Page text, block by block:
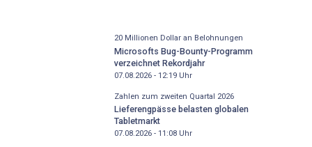
20 Millionen Dollar an Belohnungen
Microsofts Bug-Bounty-Programm
verzeichnet Rekordjahr
07.08.2026 - 12:19Uhr
Zahlen zum zweiten Quartal 2026
Lieferengpässe belasten globalen
Tabletmarkt
07.08.2026 - 11:08Uhr